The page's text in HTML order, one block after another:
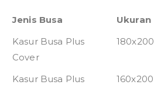
Jenis Busa Ukuran
Kasur Busa Plus
Cover
180x200
Kasur Busa Plus
160x200